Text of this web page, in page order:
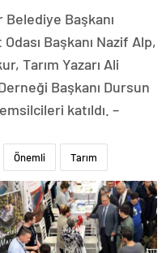
Başkanı
Başkanı Nazif Alp,
Tarım Yazarı Ali
Başkanı Dursun
katıldı. –
Önemli Tarım